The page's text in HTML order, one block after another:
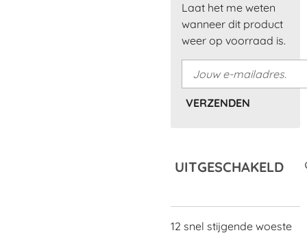
Laat het me weten
wanneer dit product
weer op voorraad is.
VERZENDEN
UITGESCHAKELD
12 snel stijgende woeste